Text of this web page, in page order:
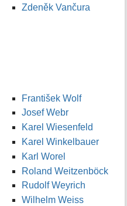
Zdeněk Vančura
František Wolf
Josef Webr
Karel Wiesenfeld
Karel Winkelbauer
Karl Worel
Roland Weitzenböck
Rudolf Weyrich
Wilhelm Weiss